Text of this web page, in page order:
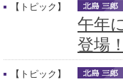
【トピック】
午年
登場
【トピック】